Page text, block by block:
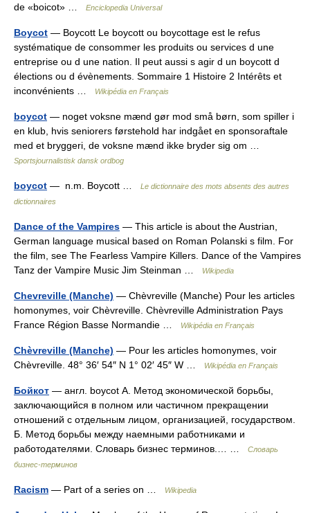
de «boicot» …
Enciclopedia Universal
Boycot — Boycott Le boycott ou boycottage est le refus
systématique de consommer les produits ou services d une
entreprise ou d une nation. Il peut aussi s agir d un boycott d
élections ou d évènements. Sommaire 1 Histoire 2 Intérêts et
inconvénients …
Wikipédia en Français
boycot — noget voksne mænd gør mod små børn, som spiller i
en klub, hvis seniorers førstehold har indgået en sponsoraftale
med et bryggeri, de voksne mænd ikke bryder sig om …
Sportsjournalistisk dansk ordbog
boycot — n.m. Boycott …
Le dictionnaire des mots absents des autres
dictionnaires
Dance of the Vampires — This article is about the Austrian,
German language musical based on Roman Polanski s film. For
the film, see The Fearless Vampire Killers. Dance of the Vampires
Tanz der Vampire Music Jim Steinman …
Wikipedia
Chevreville (Manche) — Chèvreville (Manche) Pour les articles
homonymes, voir Chèvreville. Chèvreville Administration Pays
France Région Basse Normandie …
Wikipédia en Français
Chèvreville (Manche) — Pour les articles homonymes, voir
Chèvreville. 48° 36′ 54″ N 1° 02′ 45″ W …
Wikipédia en Français
Бойкот — англ. boycot А. Метод экономической борьбы,
заключающийся в полном или частичном прекращении
отношений с отдельным лицом, организацией, государством.
Б. Метод борьбы между наемными работниками и
работодателями. Словарь бизнес терминов.… …
Словарь
бизнес-терминов
Racism — Part of a series on … Wikipedia